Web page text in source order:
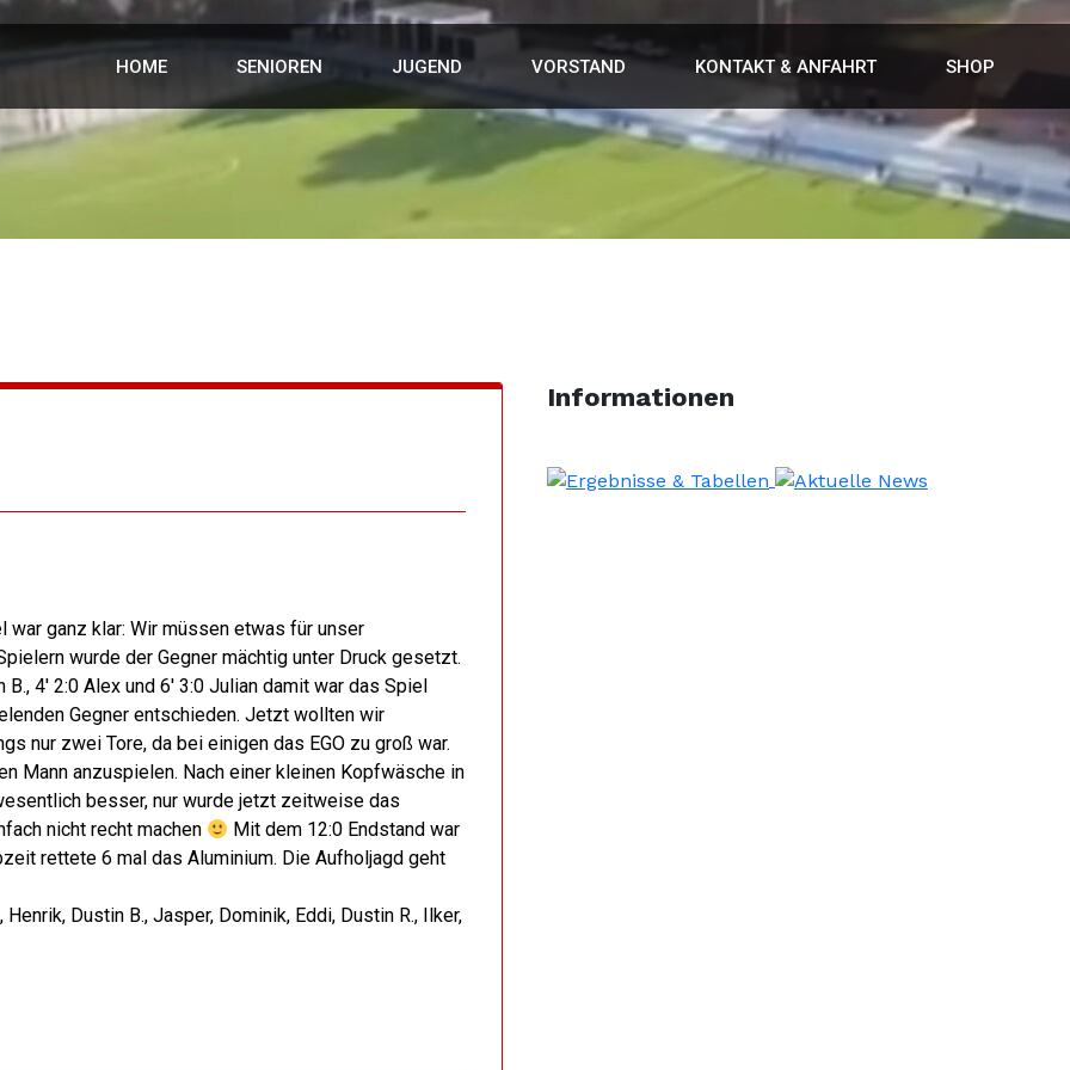
HOME SENIOREN JUGEND VORSTAND KONTAKT & ANFAHRT SHOP
ganz klar: Wir müssen etwas für unser
wurde der Gegner mächtig unter Druck gesetzt.
4' 2:0 Alex und 6' 3:0 Julian damit war das Spiel
Gegner entschieden. Jetzt wollten wir
nur zwei Tore, da bei einigen das EGO zu groß war.
Mann anzuspielen. Nach einer kleinen Kopfwäsche in
besser, nur wurde jetzt zeitweise das
nicht recht machen
Mit dem 12:0 Endstand war
rettete 6 mal das Aluminium. Die Aufholjagd geht
Dustin B., Jasper, Dominik, Eddi, Dustin R., Ilker,
Informationen